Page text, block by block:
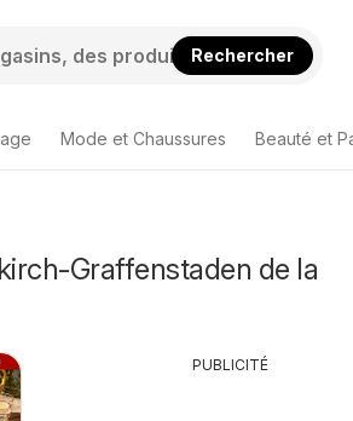
Rechercher
Mode et Chaussures Beauté et
Graffenstaden de la
PUBLICITÉ